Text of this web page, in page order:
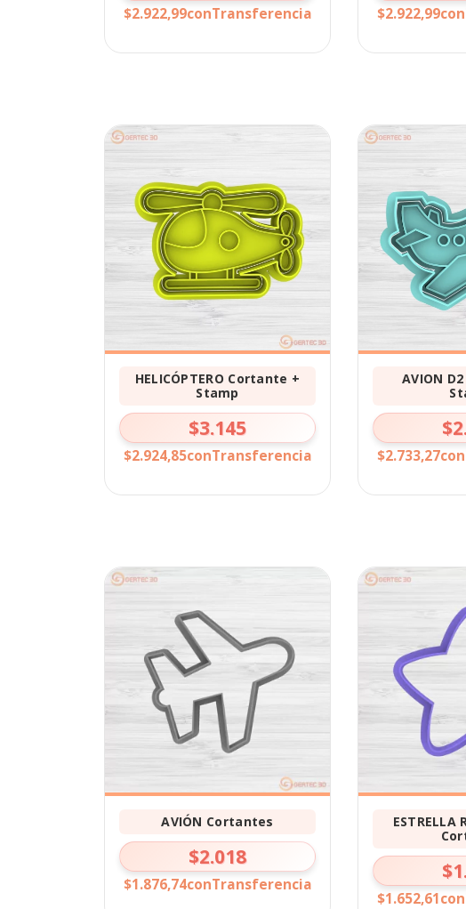
$2.922,99conTransferencia $2.922,99con
HELICÓPTERO Cortante +
Stamp
$3.145
$2.924,85conTransferencia
AVION
$2.733,27con
AVIÓN Cortantes
$2.018
$1.876,74conTransferencia
ESTRELLA
$1.652,61con